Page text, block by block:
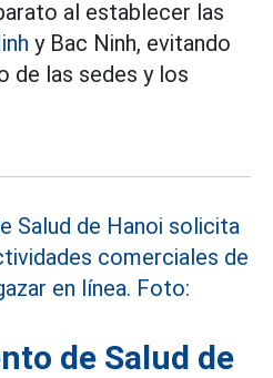
al establecer las
y Bac Ninh, evitando
de las sedes y los
de Salud de